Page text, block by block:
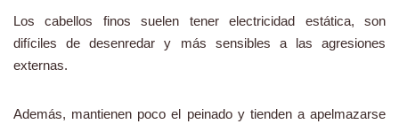
Los cabellos finos suelen tener electricidad estática, son
difíciles de desenredar y más sensibles a las agresiones
externas.
Además, mantienen poco el peinado y tienden a apelmazarse